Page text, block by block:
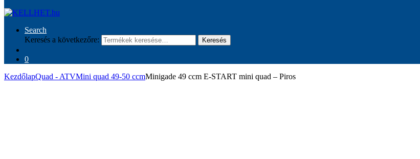
Search
Keresés a következőre:
Keresés
0
KezdőlapQuad - ATVMini quad 49-50 ccmMinigade 49 ccm E-START mini quad – Piros